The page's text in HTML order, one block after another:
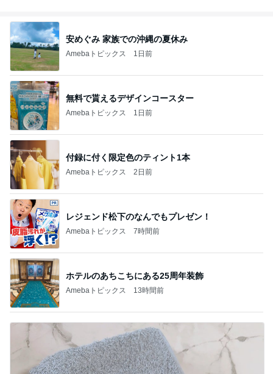
安めぐみ 家族での沖縄の夏休み
Amebaトピックス 1日前
無料で貰えるデザインコースター
Amebaトピックス 1日前
付録に付く限定色のティント1本
Amebaトピックス 2日前
レジェンド松下のなんでもプレゼン！
Amebaトピックス 7時間前
ホテルのあちこちにある25周年装飾
Amebaトピックス 13時間前